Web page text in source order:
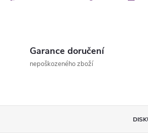
Garance doručení
nepoškozeného zboží